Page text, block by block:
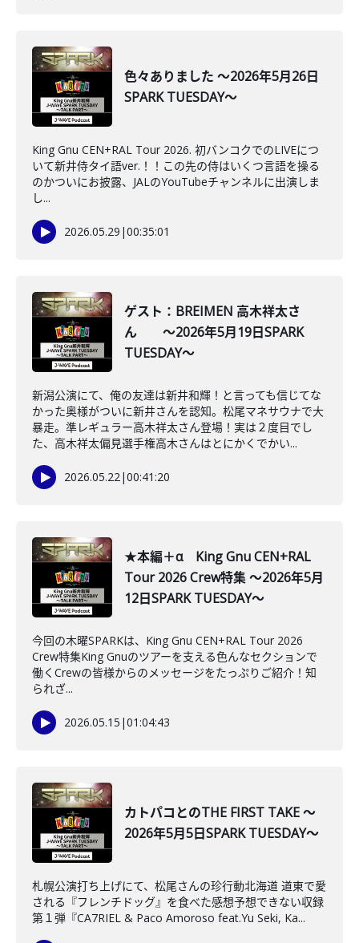
色々ありました ～2026年5月26日
SPARK TUESDAY～
King Gnu CEN+RAL Tour 2026. 初バンコクでのLIVEにつ
いて新井侍タイ語ver.！！この先の侍はいくつ言語を操る
のかついにお披露、JALのYouTubeチャンネルに出演しま
し...
2026.05.29 |00:35:01
ゲスト：BREIMEN 高木祥太さ
ん ～2026年5月19日SPARK
TUESDAY～
新潟公演にて、俺の友達は新井和輝！と言っても信じてな
かった奥様がついに新井さんを認知。松尾マネサウナで大
暴走。準レギュラー高木祥太さん登場！実は２度目でし
た、高木祥太偏見選手権高木さんはとにかくでかい...
2026.05.22|00:41:20
★本編＋α King Gnu CEN+RAL
Tour 2026 Crew特集 ～2026年5月
12日SPARK TUESDAY～
今回の木曜SPARKは、King Gnu CEN+RAL Tour 2026
Crew特集King Gnuのツアーを支える色んなセクションで
働くCrewの皆様からのメッセージをたっぷりご紹介！知
られざ...
2026.05.15 |01:04:43
カトパコとのTHE FIRST TAKE ～
2026年5月5日SPARK TUESDAY～
札幌公演打ち上げにて、松尾さんの珍行動北海道 道東で愛
される『フレンチドッグ』を食べた感想予想できない収録
第１弾『CA7RIEL & Paco Amoroso feat.Yu Seki, Ka...